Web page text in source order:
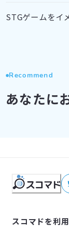
STGゲームをイ
Recommend
あなたに
スコマドを利